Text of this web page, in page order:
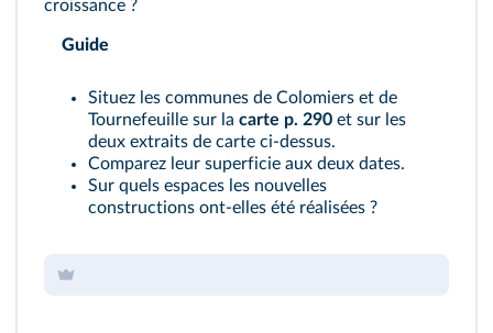
croissance ?
Guide
Situez les communes de Colomiers et de
Tournefeuille sur la carte p. 290 et sur les
deux extraits de carte ci-dessus.
Comparez leur superficie aux deux dates.
Sur quels espaces les nouvelles
constructions ont-elles été réalisées ?